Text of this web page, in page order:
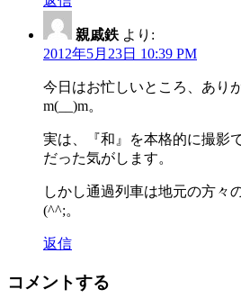
親戚鉄 より:
2012年5月23日 10:39 PM
今日はお忙しいところ、あり
m(__)m。
実は、『和』を本格的に撮影
だった気がします。
しかし通過列車は地元の方々
(^^;。
返信
コメントする